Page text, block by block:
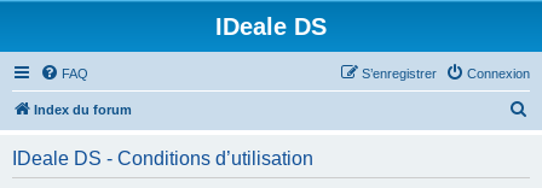
IDeale DS
FAQ Connexion
S’enregistrer
Index du forum
IDeale DS - Conditions d’utilisation